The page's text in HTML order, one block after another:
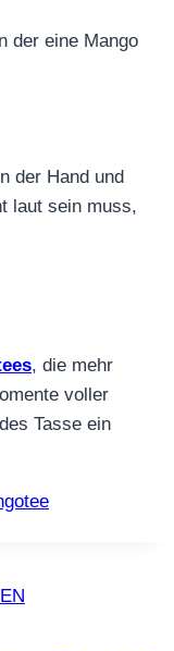
der eine Mango
der Hand und
laut sein muss,
, die mehr
voller
Tasse ein